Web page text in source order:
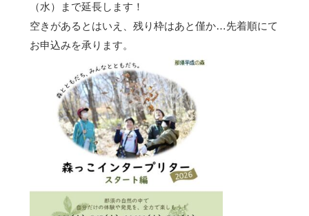
（水）まで延長します！
空きがあるとはいえ、残り枠はあと僅か…先着順にて
お申込みを承ります。